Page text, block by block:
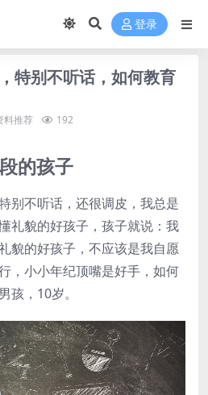
登录
特别不听话，如何教育
料推荐 192
的孩子
别不听话，还很调皮，我总是
礼貌的好孩子，孩子就说：我
貌的好孩子，不应该是我自愿
，小小年纪顶嘴是好手，如何
孩，10岁。